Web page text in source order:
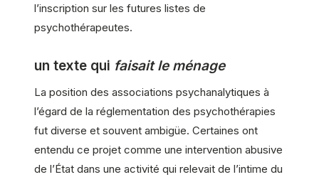
l’inscription sur les futures listes de
psychothérapeutes.
un texte qui faisait le ménage
La position des associations psychanalytiques à
l’égard de la réglementation des psychothérapies
fut diverse et souvent ambigüe. Certaines ont
entendu ce projet comme une intervention abusive
de l’État dans une activité qui relevait de l’intime du